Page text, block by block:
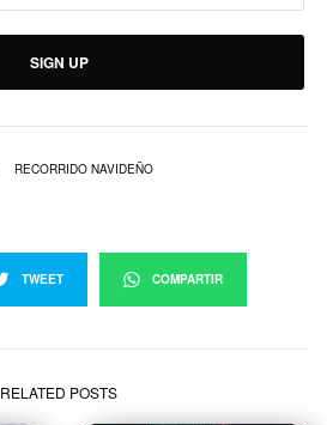
SIGN UP
RECORRIDO NAVIDEÑO
TWEET COMPARTIR
RELATED POSTS